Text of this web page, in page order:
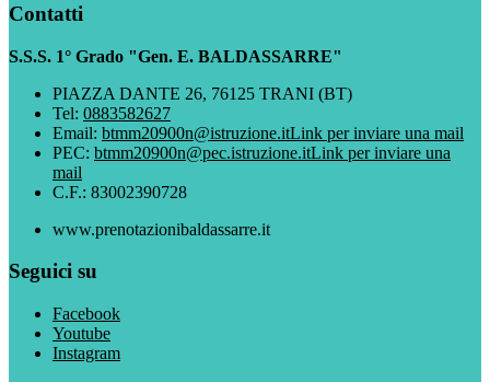
Contatti
S.S.S. 1° Grado "Gen. E. BALDASSARRE"
PIAZZA DANTE 26, 76125 TRANI (BT)
Tel: 0883582627
Email: btmm20900n@istruzione.itLink per inviare una mail
PEC: btmm20900n@pec.istruzione.itLink per inviare una
mail
C.F.: 83002390728
www.prenotazionibaldassarre.it
Seguici su
Facebook
Youtube
Instagram